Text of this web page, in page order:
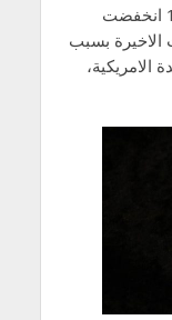
التحليل الفني الذهب اليوم 14/7/2026 انخفضت
الاخيرة بسبب
الامريكية،